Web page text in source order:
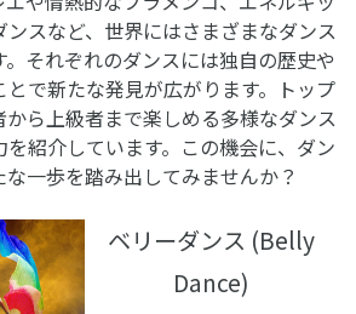
スなど、世界にはさまざまなダンス
それぞれのダンスには独自の歴史や
で新たな発見が広がります。トップ
ら上級者まで楽しめる多様なダンス
紹介しています。この機会に、ダン
一歩を踏み出してみませんか？
ベリーダンス (Belly
Dance)